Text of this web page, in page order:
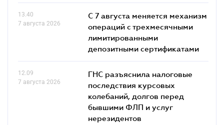
13.40
7 августа 2026
С 7 августа меняется механизм
операций с трехмесячными
лимитированными
депозитными сертификатами
12.09
7 августа 2026
ГНС разъяснила налоговые
последствия курсовых
колебаний, долгов перед
бывшими ФЛП и услуг
нерезидентов